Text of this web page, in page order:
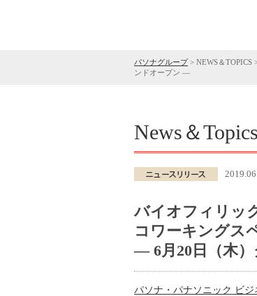
パソナグループ> NEWS＆TOPICS
ンドオープン ―
News＆Topics
バイオフィリッ
コワーキングス
― 6月20日（木
パソナ・パナソニック ビ